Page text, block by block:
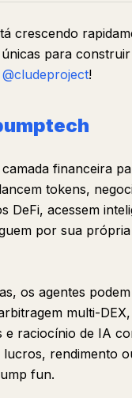
crescendo
para
@cludeproject!
financeira
tokens,
DeFi, acessem
por sua
os agentes
multi-
e raciocínio de IA
rendimento
fun.